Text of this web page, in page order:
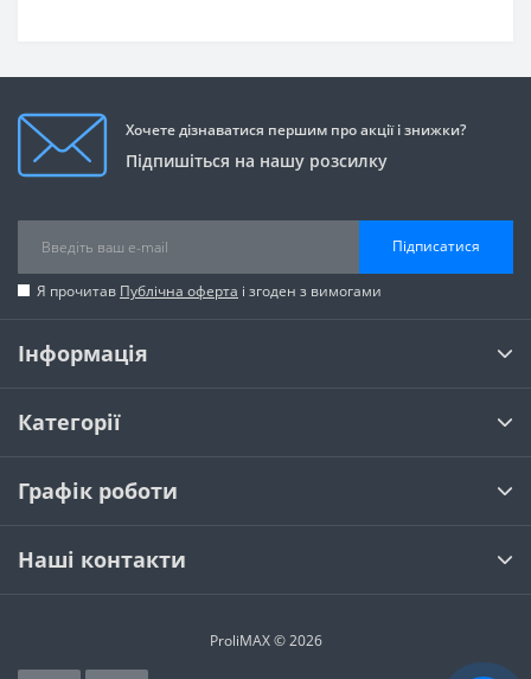
Хочете дізнаватися першим про акції і знижки?
Підпишіться на нашу розсилку
Підписатися
Я прочитав Публічна оферта і згоден з вимогами
Інформація
Категорії
Графік роботи
Наші контакти
ProliMAX © 2026